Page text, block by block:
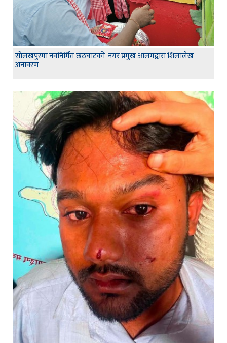
सोलखपुरमा नवनिर्मित छठघाटको नगर प्रमुख आलमद्वारा शिलालेख
अनावरण